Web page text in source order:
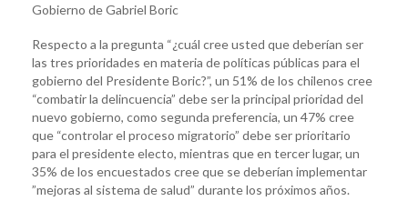
Gobierno de Gabriel Boric
Respecto a la pregunta “¿cuál cree usted que deberían ser
las tres prioridades en materia de políticas públicas para el
gobierno del Presidente Boric?”, un 51% de los chilenos cree
“combatir la delincuencia” debe ser la principal prioridad del
nuevo gobierno, como segunda preferencia, un 47% cree
que “controlar el proceso migratorio” debe ser prioritario
para el presidente electo, mientras que en tercer lugar, un
35% de los encuestados cree que se deberían implementar
”mejoras al sistema de salud” durante los próximos años.